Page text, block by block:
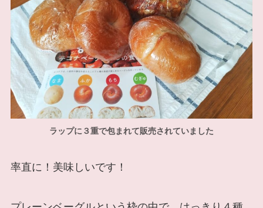
ラップに３重で包まれて販売されていました
率直に！美味しいです！